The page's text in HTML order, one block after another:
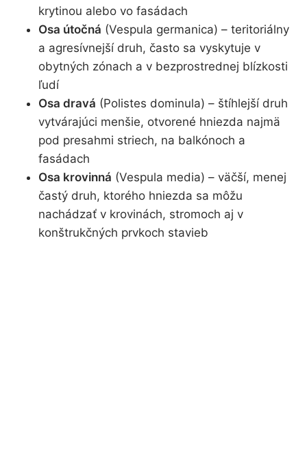
krytinou alebo vo fasádach
Osa útočná (Vespula germanica) – teritoriálny
a agresívnejší druh, často sa vyskytuje v
obytných zónach a v bezprostrednej blízkosti
ľudí
Osa dravá (Polistes dominula) – štíhlejší druh
vytvárajúci menšie, otvorené hniezda najmä
pod presahmi striech, na balkónoch a
fasádach
Osa krovinná (Vespula media) – väčší, menej
častý druh, ktorého hniezda sa môžu
nachádzať v krovinách, stromoch aj v
konštrukčných prvkoch stavieb